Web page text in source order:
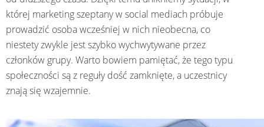
której marketing szeptany w social mediach próbuje
prowadzić osoba wcześniej w nich nieobecna, co
niestety zwykle jest szybko wychwytywane przez
członków grupy. Warto bowiem pamiętać, że tego typu
społeczności są z reguły dość zamknięte, a uczestnicy
znają się wzajemnie.